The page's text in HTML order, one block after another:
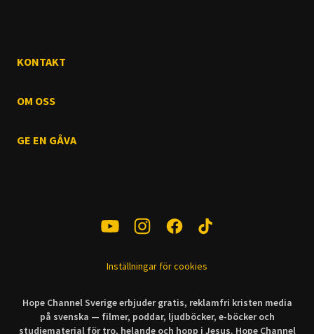
KONTAKT
OM OSS
GE EN GÅVA
Inställningar för cookies
Hope Channel Sverige erbjuder gratis, reklamfri kristen media
på svenska — filmer, poddar, ljudböcker, e-böcker och
studiematerial för tro, helande och hopp i Jesus. Hope Channel